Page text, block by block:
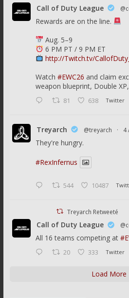
Call of Duty League
Rewards are on the line.
Aug. 5–9
6 PM PT / 9 PM ET
http://Twitch.tv/
Watch #EWC26 and claim
weapon blueprint, Double
81 638 Twitter
Treyarch @treyarch · 4
They're hungry.
#RexInfernus
544 10487
Treyarch Retweeté
Call of Duty League
All 16 teams competing at
20 333 Twitter
Load More